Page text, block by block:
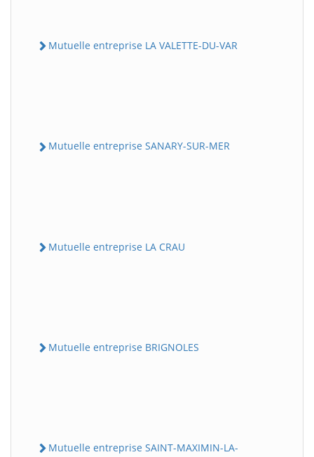
Mutuelle entreprise LA VALETTE-DU-VAR
Mutuelle entreprise SANARY-SUR-MER
Mutuelle entreprise LA CRAU
Mutuelle entreprise BRIGNOLES
Mutuelle entreprise SAINT-MAXIMIN-LA-